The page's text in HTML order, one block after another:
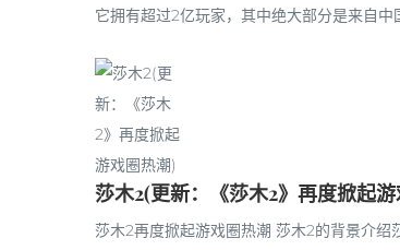
它拥有超过2亿玩家，其中绝大部分是来自
莎木2(更新：《莎木2》再度掀起
莎木2再度掀起游戏圈热潮 莎木2的背景介